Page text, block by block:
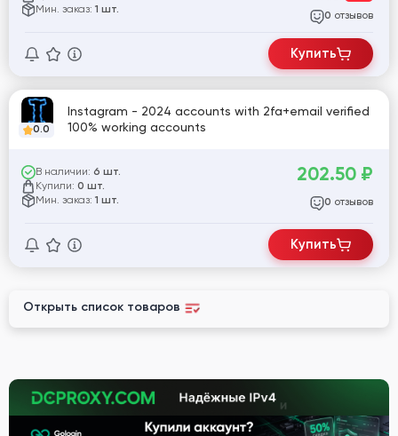
Мин. заказ: 1 шт.
0 отзывов
Купить
0.0
Instagram - 2024 accounts with 2fa+email verified
100% working accounts
В наличии: 6 шт.
Купили: 0 шт.
Мин. заказ: 1 шт.
202.50 ₽
0 отзывов
Купить
Открыть список товаров